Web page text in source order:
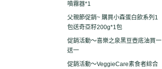
噴霧器*1
父親節促銷~ 購買小森蛋白飲系列1
包送奇亞籽200g*1包
促銷活動～喜樂之泉黑豆壺底油買一
送一
促銷活動～VeggieCare素食者綜合